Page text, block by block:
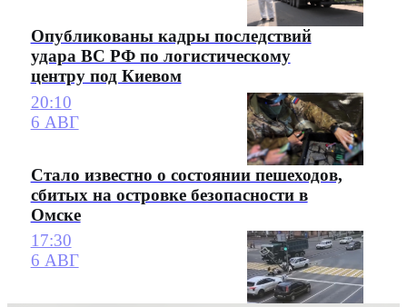
Опубликованы кадры последствий
удара ВС РФ по логистическому
центру под Киевом
20:10
6 АВГ
Стало известно о состоянии пешеходов,
сбитых на островке безопасности в
Омске
17:30
6 АВГ